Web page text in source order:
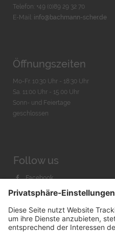
Telefon: +49 (0)89 29 32 70
E-Mail: info@bachmann-scher.de
Öffnungszeiten
Mo-Fr. 10:30 Uhr - 18:30 Uhr
Sa. 11:00 Uhr - 15.00 Uhr
Sonn- und Feiertage
geschlossen
Follow us
Facebook
Instagram
Youtube